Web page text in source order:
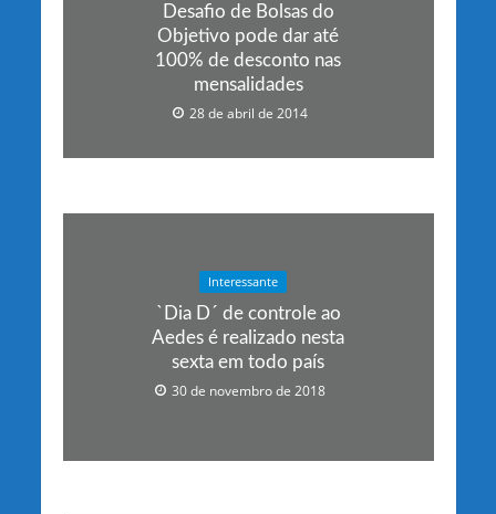
Desafio de Bolsas do
Objetivo pode dar até
100% de desconto nas
mensalidades
28 de abril de 2014
Interessante
`Dia D´ de controle ao
Aedes é realizado nesta
sexta em todo país
30 de novembro de 2018